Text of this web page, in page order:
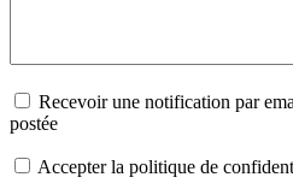
Recevoir une notification par
postée
Accepter la politique de